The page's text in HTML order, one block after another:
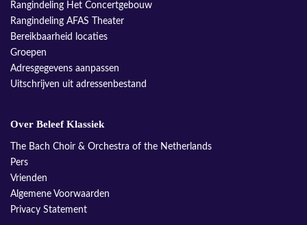
Rangindeling Het Concertgebouw
Rangindeling AFAS Theater
Bereikbaarheid locaties
Groepen
Adresgegevens aanpassen
Uitschrijven uit adressenbestand
Over Beleef Klassiek
The Bach Choir & Orchestra of the Netherlands
Pers
Vrienden
Algemene Voorwaarden
Privacy Statement